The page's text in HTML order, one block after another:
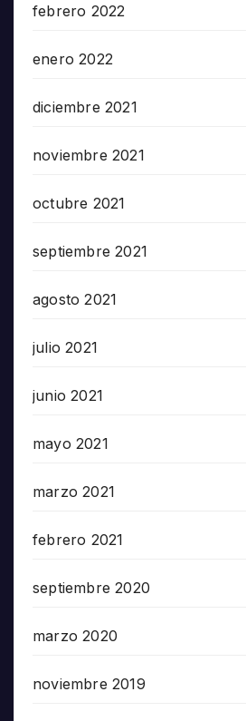
febrero 2022
enero 2022
diciembre 2021
noviembre 2021
octubre 2021
septiembre 2021
agosto 2021
julio 2021
junio 2021
mayo 2021
marzo 2021
febrero 2021
septiembre 2020
marzo 2020
noviembre 2019